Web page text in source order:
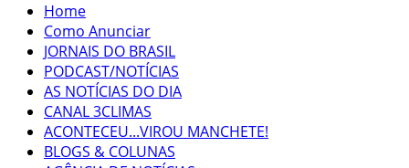
Home
Como Anunciar
JORNAIS DO BRASIL
PODCAST/NOTÍCIAS
AS NOTÍCIAS DO DIA
CANAL 3CLIMAS
ACONTECEU...VIROU MANCHETE!
BLOGS & COLUNAS